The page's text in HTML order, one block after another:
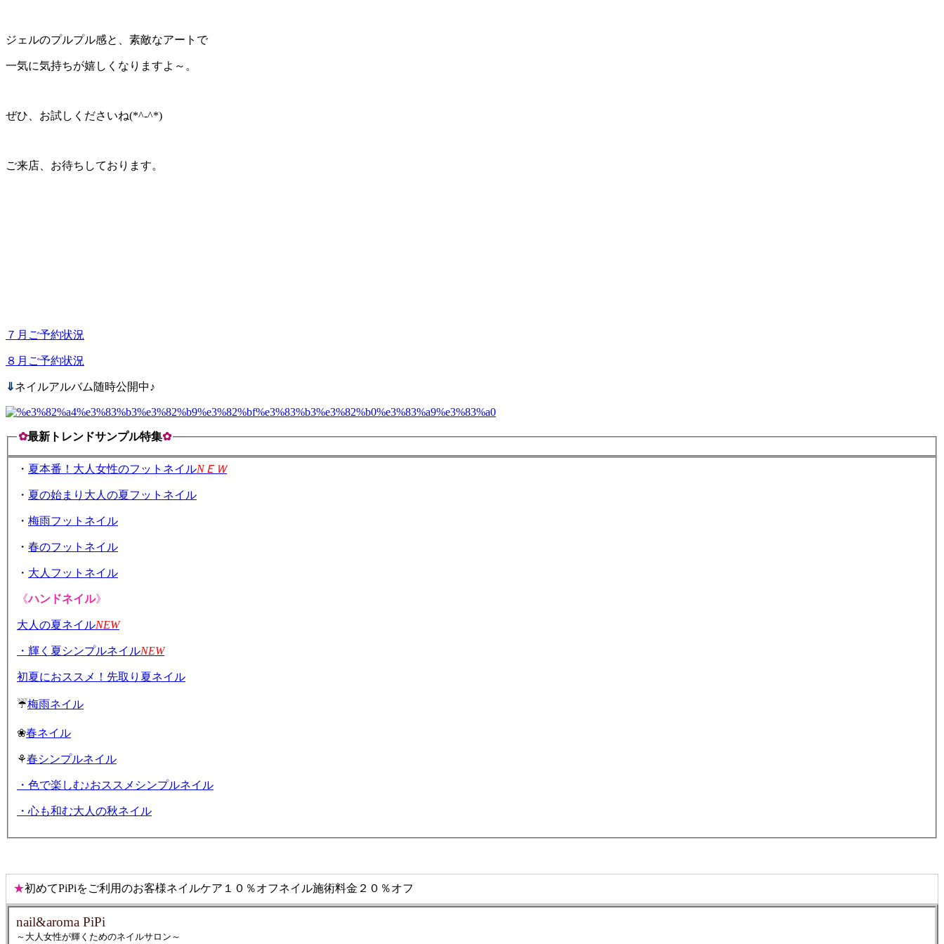
ジェルのプルプル感と、素敵なアートで
一気に気持ちが嬉しくなりますよ～。
ぜひ、お試しくださいね(*^-^*)
ご来店、お待ちしております。
７月ご予約状況
８月ご予約状況
⇓ネイルアルバム随時公開中♪
✿最新トレンドサンプル特集✿
・ 夏本番！大人女性のフットネイルNＥＷ
・ 夏の始まり大人の夏フットネイル
・ 梅雨フットネイル
・ 春のフットネイル
・ 大人フットネイル
《ハンドネイル》
大人の夏ネイルNEW
・輝く夏シンプルネイルNEW
初夏におススメ！先取り夏ネイル
☔梅雨ネイル
❀春ネイル
⚘春シンプルネイル
・色で楽しむ♪おススメシンプルネイル
・心も和む大人の秋ネイル
★初めてPiPiをご利用のお客様ネイルケア１０％オフネイル施術料金２０％オフ
nail&aroma PiPi
～大人女性が輝くためのネイルサロン～